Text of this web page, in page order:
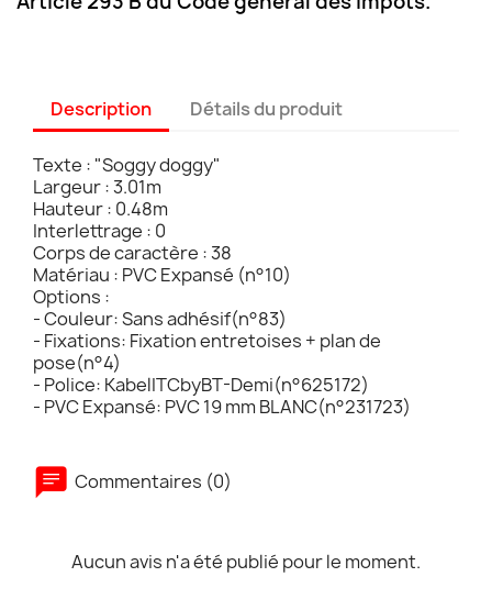
Description Détails du produit
Texte : "Soggy doggy"
Largeur : 3.01m
Hauteur : 0.48m
Interlettrage : 0
Corps de caractère : 38
Matériau : PVC Expansé (n°10)
Options :
- Couleur: Sans adhésif(n°83)
- Fixations: Fixation entretoises + plan de
pose(n°4)
- Police: KabelITCbyBT-Demi(n°625172)
- PVC Expansé: PVC 19 mm BLANC(n°231723)
Commentaires (0)
Aucun avis n'a été publié pour le moment.